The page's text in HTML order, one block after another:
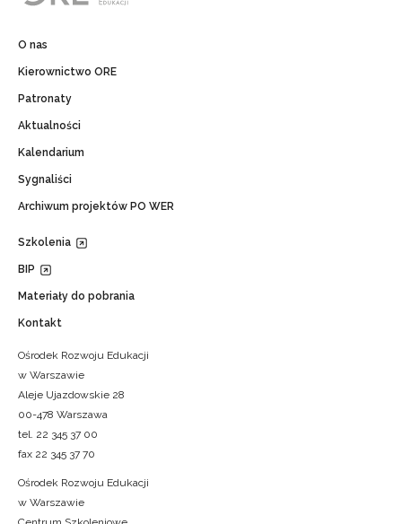
O nas
Kierownictwo ORE
Patronaty
Aktualności
Kalendarium
Sygnaliści
Archiwum projektów PO WER
Szkolenia
BIP
Materiały do pobrania
Kontakt
Ośrodek Rozwoju Edukacji
w Warszawie
Aleje Ujazdowskie 28
00-478 Warszawa
tel. 22 345 37 00
fax 22 345 37 70
Ośrodek Rozwoju Edukacji
w Warszawie